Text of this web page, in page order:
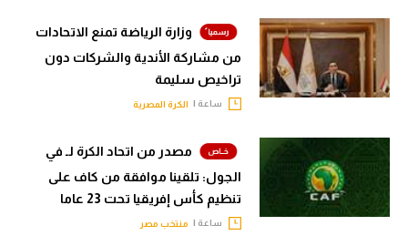
وزارة الرياضة تمنع الاتحادات
من مشاركة الأندية والشركات دون
تراخيص سليمة
ساعة | الكرة المصرية
مصدر من اتحاد الكرة لـ في
الجول: تلقينا موافقة من كاف على
تنظيم كأس إفريقيا تحت 23 عاما
ساعة | منتخب مصر